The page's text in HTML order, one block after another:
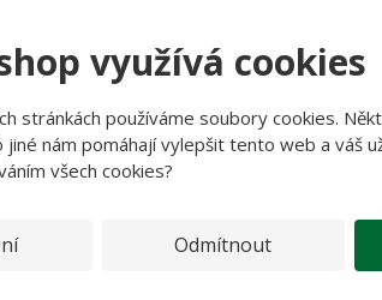
využívá cookies
stránkách používáme soubory cookies.
nám pomáhají vylepšit tento web a váš
všech cookies?
Odmítnout
Řezance (Penne) Reggia 5kg
Trubky malé (Ditalini rigati) Reggia
500g
Špagety ploché (Linguine) Reggia 500g